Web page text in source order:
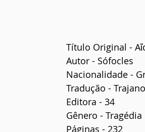
Título Original -
Autor - Sófocles
Nacionalidade -
Tradução -
Editora - 34
Gênero - Tragédia
Páginas - 232